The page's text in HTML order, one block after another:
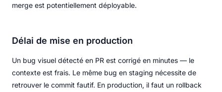
merge est potentiellement déployable.
Délai de mise en production
Un bug visuel détecté en PR est corrigé en minutes — le
contexte est frais. Le même bug en staging nécessite de
retrouver le commit fautif. En production, il faut un rollback